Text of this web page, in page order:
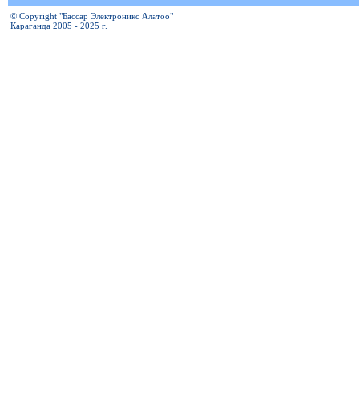
© Copyright "Бассар Электроникс Алатоо"
Караганда 2005 - 2025 г.